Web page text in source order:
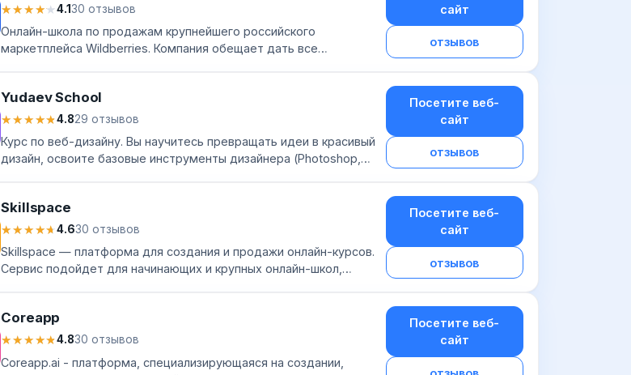
★★★★★
★★★★★4.130 отзывов
Онлайн-школа по продажам крупнейшего российского
маркетплейса Wildberries. Компания обещает дать все
сайт
отзывов
Yudaev School
★★★★★
★★★★★4.829 отзывов
Курс по веб-дизайну. Вы научитесь превращать идеи в красивый
дизайн, освоите базовые инструменты дизайнера (Photoshop,
Посетите веб-
сайт
отзывов
Skillspace
★★★★★
★★★★★4.630 отзывов
Skillspace — платформа для создания и продажи онлайн-курсов.
Сервис подойдет для начинающих и крупных онлайн-школ,
Посетите веб-
сайт
отзывов
Coreapp
★★★★★
★★★★★4.830 отзывов
Сoreapp.ai - платформа, специализирующаяся на создании,
Посетите веб-
сайт